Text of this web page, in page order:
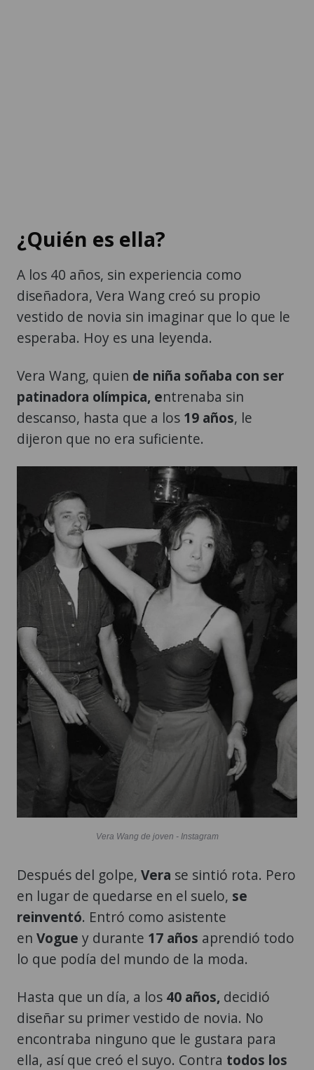
¿Quién es ella?
A los 40 años, sin experiencia como
diseñadora, Vera Wang creó su propio
vestido de novia sin imaginar que lo que le
esperaba. Hoy es una leyenda.
Vera Wang, quien de niña soñaba con ser
patinadora olímpica, entrenaba sin
descanso, hasta que a los 19 años, le
dijeron que no era suficiente.
Vera Wang de joven - Instagram
Después del golpe, Vera se sintió rota. Pero
en lugar de quedarse en el suelo, se
reinventó. Entró como asistente
en Vogue y durante 17 años aprendió todo
lo que podía del mundo de la moda.
Hasta que un día, a los 40 años, decidió
diseñar su primer vestido de novia. No
encontraba ninguno que le gustara para
ella, así que creó el suyo. Contra todos los